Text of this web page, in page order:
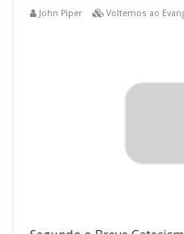
John Piper Voltemos ao